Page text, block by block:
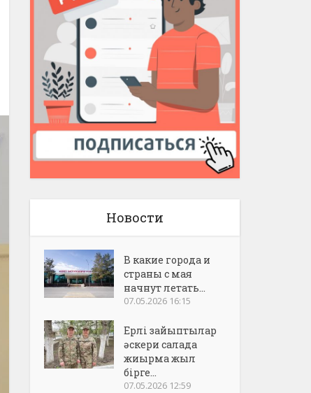
Новости
В какие города и
страны с мая
начнут летать...
07.05.2026 16:15
Ерлі зайыптылар
әскери салада
жиырма жыл
бірге...
07.05.2026 12:59